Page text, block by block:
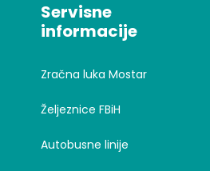
Servisne
informacije
Zračna luka Mostar
Željeznice FBiH
Autobusne linije